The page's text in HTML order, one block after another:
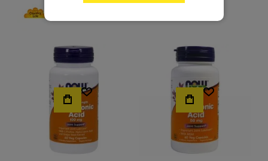
Хочу! Хочу!